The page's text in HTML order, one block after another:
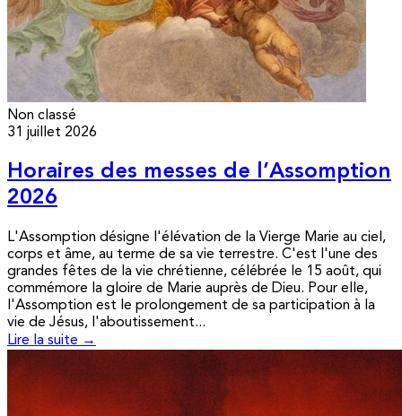
Non classé
31 juillet 2026
Horaires des messes de l’Assomption
2026
L'Assomption désigne l'élévation de la Vierge Marie au ciel,
corps et âme, au terme de sa vie terrestre. C'est l'une des
grandes fêtes de la vie chrétienne, célébrée le 15 août, qui
commémore la gloire de Marie auprès de Dieu. Pour elle,
l'Assomption est le prolongement de sa participation à la
vie de Jésus, l'aboutissement...
Lire la suite →